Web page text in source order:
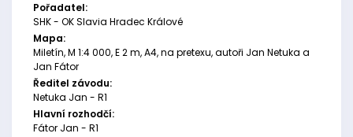
Pořadatel:
SHK - OK Slavia Hradec Králové
Mapa:
Miletín, M 1:4 000, E 2 m, A4, na pretexu, autoři Jan Netuka a
Jan Fátor
Ředitel závodu:
Netuka Jan - R1
Hlavní rozhodčí:
Fátor Jan - R1